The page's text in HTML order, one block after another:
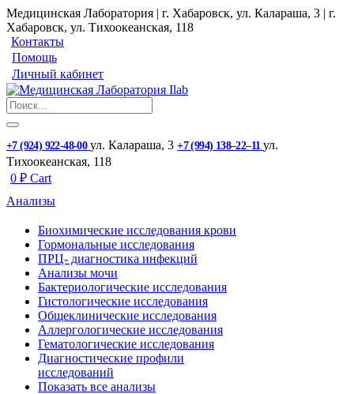
Медицинская Лаборатория | г. Хабаровск, ул. Калараша, 3 | г.
Хабаровск, ул. ​Тихоокеанская, 118
Контакты
Помощь
Личный кабинет
+7 (924) 922-48-00 ул. ​Калараша, 3 +7 (994) 138‒22‒11 ул. ​
Тихоокеанская, 118
0 ₽ Cart
Анализы
Биохимические исследования крови
Гормональные исследования
ПРЦ- диагностика инфекций
Анализы мочи
Бактериологические исследования
Гистологические исследования
Общеклинические исследования
Аллергологические исследования
Гематологические исследования
Диагностические профили
исследований
Показать все анализы